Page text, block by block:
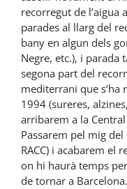
recorregut de l’aigua
parades al llarg del
bany en algun dels
Negre, etc.), i parada
segona part del
mediterrani que s’ha
1994 (sureres,
arribarem a la
Passarem pel mig
RACC) i acabarem el
on hi haurà temps
de tornar a Barcelona.